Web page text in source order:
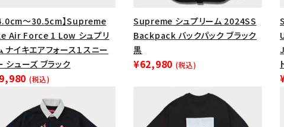
～
人気ワード
ショルダー・ウエストバッグ
ブラックスウェット
～30.5cm】Supreme
Air Force 1 Low シュプリ
ナイキエアフォース１スニー
シューズ ブラック
(税込)
Supreme シュプリーム 2024SS
Backpack バックパック ブラック
黒
¥62,980 (税込)